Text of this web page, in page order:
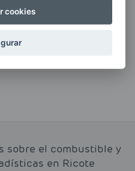
sobre el combustible y
en Ricote
cookies